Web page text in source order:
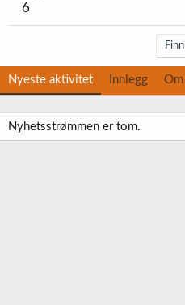
6
Finn
Nyeste aktivitet Innlegg Om
Nyhetsstrømmen er tom.